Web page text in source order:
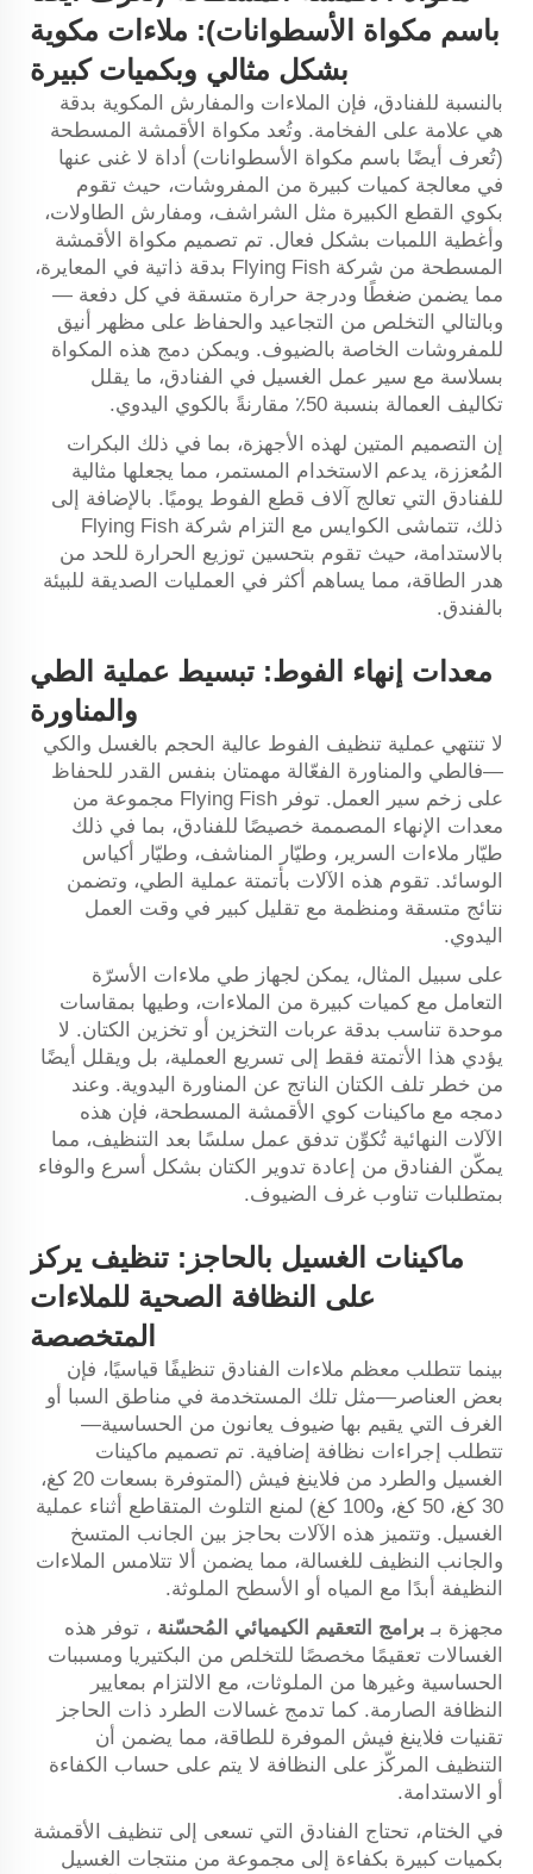
باسم مكواة الأسطوانات): ملاءات مكوية
بشكل مثالي وبكميات كبيرة
بالنسبة للفنادق، فإن الملاءات والمفارش المكوية بدقة
هي علامة على الفخامة. وتُعد مكواة الأقمشة المسطحة
(تُعرف أيضًا باسم مكواة الأسطوانات) أداة لا غنى عنها
في معالجة كميات كبيرة من المفروشات، حيث تقوم
بكوي القطع الكبيرة مثل الشراشف، ومفارش الطاولات،
وأغطية اللمبات بشكل فعال. تم تصميم مكواة الأقمشة
المسطحة من شركة Flying Fish بدقة ذاتية في المعايرة،
مما يضمن ضغطًا ودرجة حرارة متسقة في كل دفعة —
وبالتالي التخلص من التجاعيد والحفاظ على مظهر أنيق
للمفروشات الخاصة بالضيوف. ويمكن دمج هذه المكواة
بسلاسة مع سير عمل الغسيل في الفنادق، ما يقلل
تكاليف العمالة بنسبة 50٪ مقارنةً بالكوي اليدوي.
إن التصميم المتين لهذه الأجهزة، بما في ذلك البكرات
المُعززة، يدعم الاستخدام المستمر، مما يجعلها مثالية
للفنادق التي تعالج آلاف قطع الفوط يوميًا. بالإضافة إلى
ذلك، تتماشى الكوايس مع التزام شركة Flying Fish
بالاستدامة، حيث تقوم بتحسين توزيع الحرارة للحد من
هدر الطاقة، مما يساهم أكثر في العمليات الصديقة للبيئة
بالفندق.
معدات إنهاء الفوط: تبسيط عملية الطي
والمناورة
لا تنتهي عملية تنظيف الفوط عالية الحجم بالغسل والكي
—فالطي والمناورة الفعّالة مهمتان بنفس القدر للحفاظ
على زخم سير العمل. توفر Flying Fish مجموعة من
معدات الإنهاء المصممة خصيصًا للفنادق، بما في ذلك
طيّار ملاءات السرير، وطيّار المناشف، وطيّار أكياس
الوسائد. تقوم هذه الآلات بأتمتة عملية الطي، وتضمن
نتائج متسقة ومنظمة مع تقليل كبير في وقت العمل
اليدوي.
على سبيل المثال، يمكن لجهاز طي ملاءات الأسرّة
التعامل مع كميات كبيرة من الملاءات، وطيها بمقاسات
موحدة تناسب بدقة عربات التخزين أو تخزين الكتان. لا
يؤدي هذا الأتمتة فقط إلى تسريع العملية، بل ويقلل أيضًا
من خطر تلف الكتان الناتج عن المناورة اليدوية. وعند
دمجه مع ماكينات كوي الأقمشة المسطحة، فإن هذه
الآلات النهائية تُكوِّن تدفق عمل سلسًا بعد التنظيف، مما
يمكّن الفنادق من إعادة تدوير الكتان بشكل أسرع والوفاء
بمتطلبات تناوب غرف الضيوف.
ماكينات الغسيل بالحاجز: تنظيف يركز
على النظافة الصحية للملاءات
المتخصصة
بينما تتطلب معظم ملاءات الفنادق تنظيفًا قياسيًا، فإن
بعض العناصر—مثل تلك المستخدمة في مناطق السبا أو
الغرف التي يقيم بها ضيوف يعانون من الحساسية—
تتطلب إجراءات نظافة إضافية. تم تصميم ماكينات
الغسيل والطرد من فلاینغ فيش (المتوفرة بسعات 20 كغ،
30 كغ، 50 كغ، و100 كغ) لمنع التلوث المتقاطع أثناء عملية
الغسيل. وتتميز هذه الآلات بحاجز بين الجانب المتسخ
والجانب النظيف للغسالة، مما يضمن ألا تتلامس الملاءات
النظيفة أبدًا مع المياه أو الأسطح الملوثة.
مجهزة بـ برامج التعقيم الكيميائي المُحسّنة ، توفر هذه
الغسالات تعقيمًا مخصصًا للتخلص من البكتيريا ومسببات
الحساسية وغيرها من الملوثات، مع الالتزام بمعايير
النظافة الصارمة. كما تدمج غسالات الطرد ذات الحاجز
تقنيات فلاینغ فيش الموفرة للطاقة، مما يضمن أن
التنظيف المركّز على النظافة لا يتم على حساب الكفاءة
أو الاستدامة.
في الختام، تحتاج الفنادق التي تسعى إلى تنظيف الأقمشة
بكميات كبيرة بكفاءة إلى مجموعة من منتجات الغسيل